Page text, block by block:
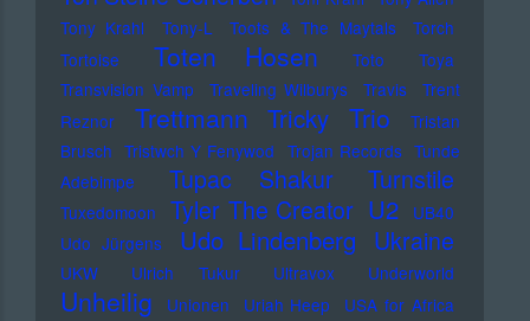
Tony Krahl
Tony-L Toots & The Maytals
Torch
Tortoise
Toten Hosen Toto
Toya
Transvision Vamp
Traveling Wilburys Travis
Trent
Reznor
Trettmann Tricky Trio
Tristan
Brusch Tristwch Y Fenywod Trojan Records Tunde
Adebimpe
Tupac Shakur Turnstile
Tuxedomoon Tyler The Creator U2
UB40
Udo Jürgens
Udo Lindenberg Ukraine
UKW Ulrich Tukur Ultravox Underworld
Unheilig Unionen Uriah Heep
USA for Africa